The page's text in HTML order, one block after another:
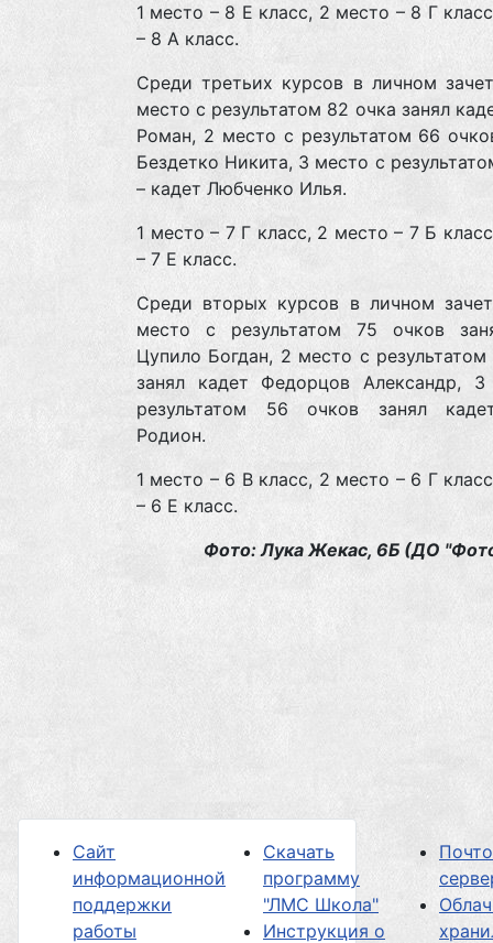
1 место – 8 Е класс, 2 место – 8 Г
– 8 А класс.
Среди третьих курсов в личном
место с результатом 82 очка занял
Роман, 2 место с результатом 66
Бездетко Никита, 3 место с
– кадет Любченко Илья.
1 место – 7 Г класс, 2 место – 7 Б
– 7 Е класс.
Среди вторых курсов в личном
место с результатом 75 очков
Цупило Богдан, 2 место с
занял кадет Федорцов Александр,
результатом 56 очков занял
Родион.
1 место – 6 В класс, 2 место – 6 Г
– 6 Е класс.
Фото: Лука Жекас, 6Б (ДО
Сайт
информационной
поддержки
работы
Скачать
программу
"ЛМС Школа"
Инструкция о